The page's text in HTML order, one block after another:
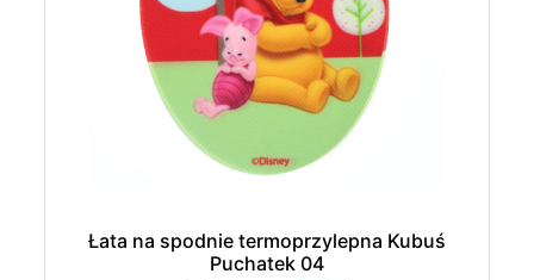
Łata na spodnie termoprzylepna Kubuś
Puchatek 04